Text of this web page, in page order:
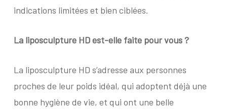
indications limitées et bien ciblées.
La liposculpture HD est-elle faite pour vous ?
La liposculpture HD s’adresse aux personnes
proches de leur poids idéal, qui adoptent déjà une
bonne hygiène de vie, et qui ont une belle